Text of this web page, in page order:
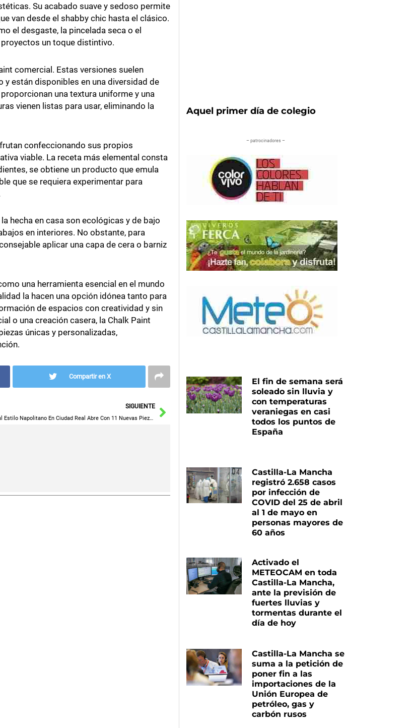
Su acabado suave y sedoso permite
van desde el shabby chic hasta el clásico.
el desgaste, la pincelada seca o el
un toque distintivo.
comercial. Estas versiones suelen
están disponibles en una diversidad de
una textura uniforme y una
vienen listas para usar, eliminando la
confeccionando sus propios
viable. La receta más elemental consta
se obtiene un producto que emula
que se requiera experimentar para
hecha en casa son ecológicas y de bajo
en interiores. No obstante, para
aplicar una capa de cera o barniz
una herramienta esencial en el mundo
la hacen una opción idónea tanto para
de espacios con creatividad y sin
o una creación casera, la Chalk Paint
únicas y personalizadas,
Compartir en X
SIGUIENTE
El Belén Municipal Estilo Napolitano En Ciudad Real Abre Con 11 Nuevas Piezas Para Celebrar La Navidad
Siguiente
Aquel primer día de colegio
– patrocinadores –
El fin de semana será
soleado sin lluvia y
con temperaturas
veraniegas en casi
todos los puntos de
España
Castilla-La Mancha
registró 2.658 casos
por infección de
COVID del 25 de abril
al 1 de mayo en
personas mayores de
60 años
Activado el
METEOCAM en toda
Castilla-La Mancha,
ante la previsión de
fuertes lluvias y
tormentas durante el
día de hoy
Castilla-La Mancha se
suma a la petición de
poner fin a las
importaciones de la
Unión Europea de
petróleo, gas y
carbón rusos